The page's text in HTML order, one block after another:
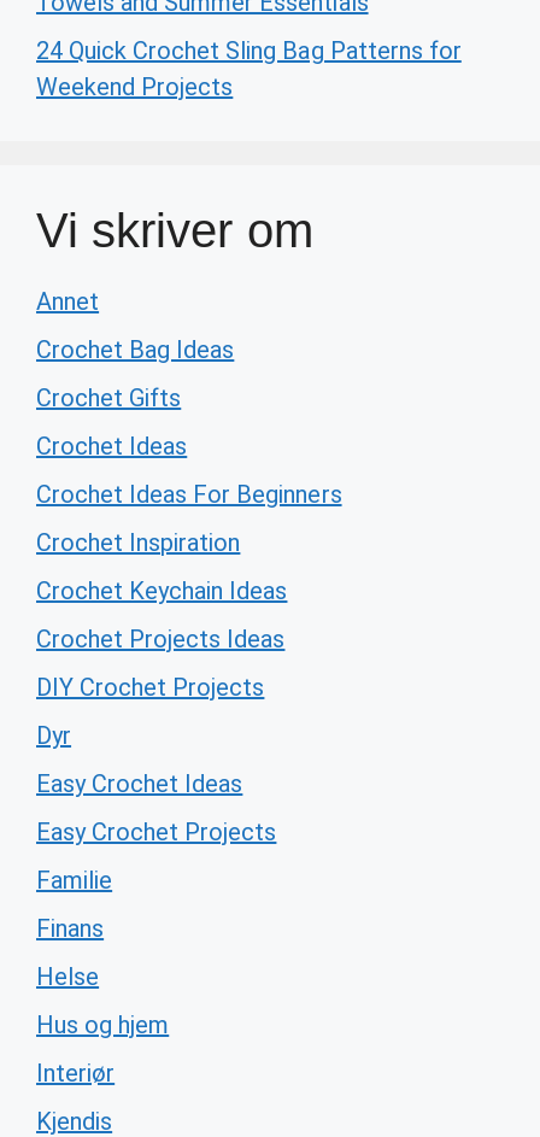
24 Quick Crochet Sling Bag Patterns for
Weekend Projects
Vi skriver om
Annet
Crochet Bag Ideas
Crochet Gifts
Crochet Ideas
Crochet Ideas For Beginners
Crochet Inspiration
Crochet Keychain Ideas
Crochet Projects Ideas
DIY Crochet Projects
Dyr
Easy Crochet Ideas
Easy Crochet Projects
Familie
Finans
Helse
Hus og hjem
Interiør
Kjendis